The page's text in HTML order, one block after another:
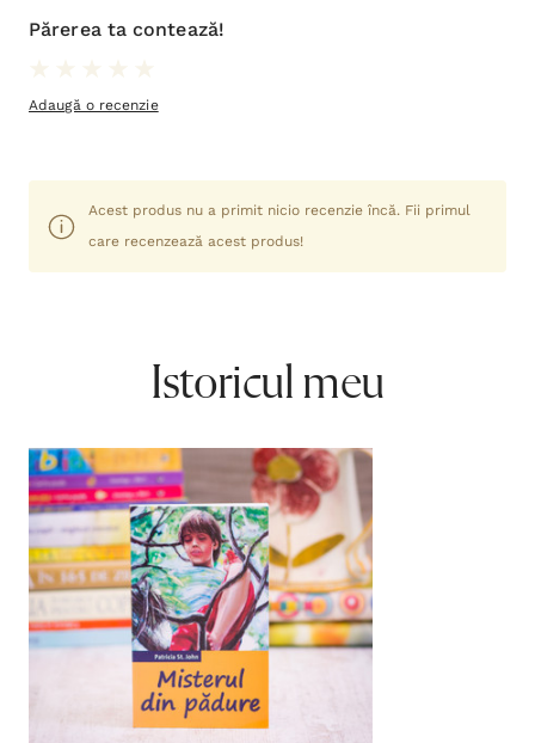
Părerea ta contează!
Adaugă o recenzie
Acest produs nu a primit nicio recenzie încă. Fii primul
care recenzează acest produs!
Istoricul meu